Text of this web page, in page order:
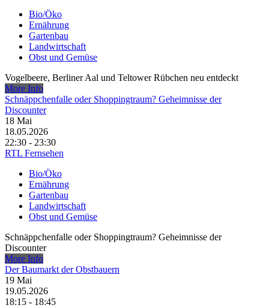
Bio/Öko
Ernährung
Gartenbau
Landwirtschaft
Obst und Gemüse
Vogelbeere, Berliner Aal und Teltower Rübchen neu entdeckt
More Info
Schnäppchenfalle oder Shoppingtraum? Geheimnisse der
Discounter
18 Mai
18.05.2026
22:30 - 23:30
RTL Fernsehen
Bio/Öko
Ernährung
Gartenbau
Landwirtschaft
Obst und Gemüse
Schnäppchenfalle oder Shoppingtraum? Geheimnisse der
Discounter
More Info
Der Baumarkt der Obstbauern
19 Mai
19.05.2026
18:15 - 18:45